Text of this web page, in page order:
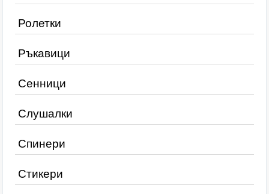
Ролетки
Ръкавици
Сенници
Слушалки
Спинери
Стикери